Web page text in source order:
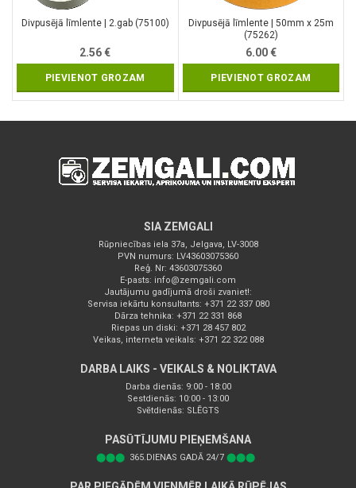
Divpusējā līmlente | 2.gab (75100)
2.56€
PIEVIENOT GROZAM
Divpusējā līmlente | 50mm x 25m
(75262)
6.00€
PIEVIENOT GROZAM
SIA ZEMGALI
Rūpniecības iela 37a, Jelgava, LV-3008
PVN numurs: LV43603075360
Reģ. Nr: 43603075360
E-pasts: info@zemgali.com
Jautājumu gadījumā droši zvaniet!:
Servisa iekārtu konsultants: +371 22 337 080
Dārza tehnika: +371 22 331 868
Riepas un diski: +371 28 457 802
Veikas, interneta veikals: +371 22 322 088
DARBA LAIKS - VEIKALS & NOLIKTAVA
Darba dienās: 9:00 - 18:00
Sestdienās: 10:00 - 13:00
Svētdienās: SLĒGTS
PASŪTĪJUMU PIEŅEMŠANA
⬤⬤⬤ 365.DIENAS GADĀ 24/7 ⬤⬤⬤